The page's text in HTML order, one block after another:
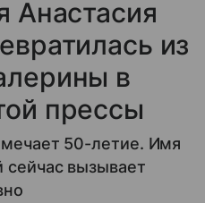
Анастасия
из
в
прессы
50-летие. Имя
сейчас вызывает